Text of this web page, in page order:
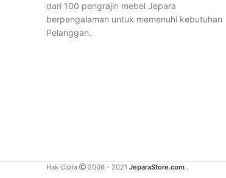
dari 100 pengrajin mebel Jepara
berpengalaman untuk memenuhi kebutuhan
Pelanggan.
Hak Cipta 2008 - 2021 JeparaStore.com .